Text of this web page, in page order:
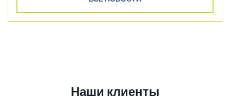
Наши клиенты